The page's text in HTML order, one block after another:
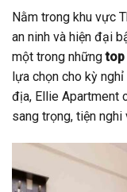
Nằm trong khu vực
an ninh và hiện đại
một trong nhữngtop
lựa chọn cho kỳ
địa, Ellie Apartment
sang trọng, tiện